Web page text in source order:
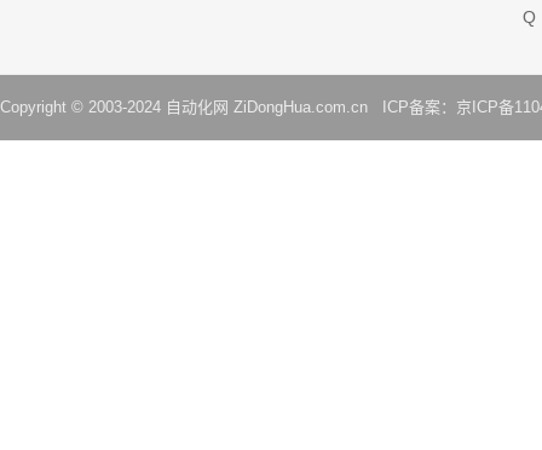
Copyright © 2003-2024 自动化网 ZiDongHua.com.cn ICP备案： 京ICP备